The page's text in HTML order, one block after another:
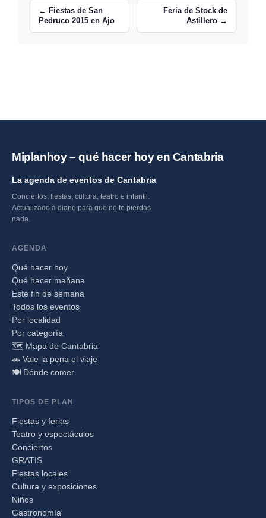
← Fiestas de San
Pedruco 2015 en Ajo
Feria de Stock de
Astillero →
Miplanhoy – qué hacer hoy en Cantabria
La agenda de eventos de Cantabria
Conciertos, fiestas, cultura, teatro e infantil.
Actualizado a diario para que no te pierdas
nada.
AGENDA
Qué hacer hoy
Qué hacer mañana
Este fin de semana
Todos los eventos
Por localidad
Por categoría
🗺️ Mapa de Cantabria
🚗 Vale la pena el viaje
🍽️ Dónde comer
TIPOS DE PLAN
Fiestas y ferias
Teatro y espectáculos
Conciertos
GRATIS
Fiestas locales
Cultura y exposiciones
Niños
Gastronomía